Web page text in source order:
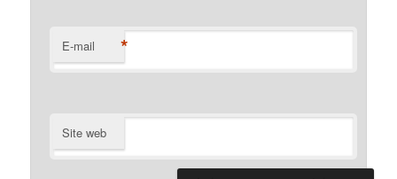
E-mail *
Site web